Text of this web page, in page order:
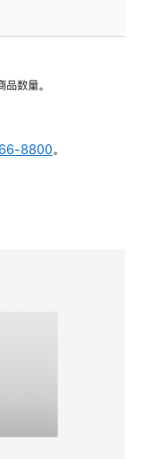
数量。
8800。